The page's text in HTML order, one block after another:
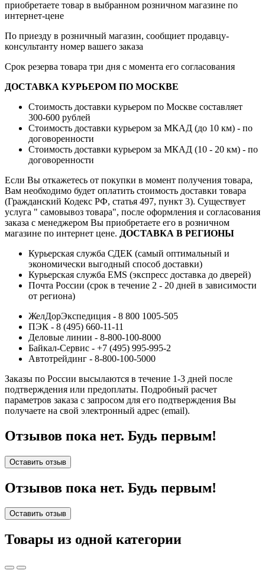
приобретаете товар в выбранном розничном магазине по
интернет-цене
По приезду в розничный магазин, сообщиет продавцу-
консультанту номер вашего заказа
Срок резерва товара три дня с момента его согласования
ДОСТАВКА КУРЬЕРОМ ПО МОСКВЕ
Стоимость доставки курьером по Москве составляет
300-600 рублей
Стоимость доставки курьером за МКАД (до 10 км) - по
договоренности
Стоимость доставки курьером за МКАД (10 - 20 км) - по
договоренности
Если Вы откажетесь от покупки в момент получения товара,
Вам необходимо будет оплатить стоимость доставки товара
(Гражданский Кодекс РФ, статья 497, пункт 3). Существует
услуга " самовывоз товара", после оформления и согласования
заказа с менеджером Вы приобретаете его в розничном
магазине по интернет цене. ДОСТАВКА В РЕГИОНЫ
Курьерская служба СДЕК (самый оптимальный и
экономически выгодный способ доставки)
Курьерская служба EMS (экспресс доставка до дверей)
Почта России (срок в течение 2 - 20 дней в зависимости
от региона)
ЖелДорЭкспедиция - 8 800 1005-505
ПЭК - 8 (495) 660-11-11
Деловые линии - 8-800-100-8000
Байкал-Сервис - +7 (495) 995-995-2
Автотрейдинг - 8-800-100-5000
Заказы по России высылаются в течение 1-3 дней после
подтверждения или предоплаты. Подробный расчет
параметров заказа с запросом для его подтверждения Вы
получаете на свой электронный адрес (email).
Отзывов пока нет. Будь первым!
Оставить отзыв
Отзывов пока нет. Будь первым!
Оставить отзыв
Товары из одной категории